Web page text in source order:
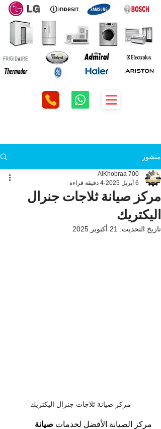
منشور
مركز صيانة ثلاجات جنرال
اليكتريك
AlKhobraa 700
6 أبريل 2025
4 دقيقة قراءة
تاريخ التحديث: 21 أكتوبر 2025
مركز صيانة ثلاجات جنرال اليكتريك
مركز الصيانة الأفضل لخدمات صيانة